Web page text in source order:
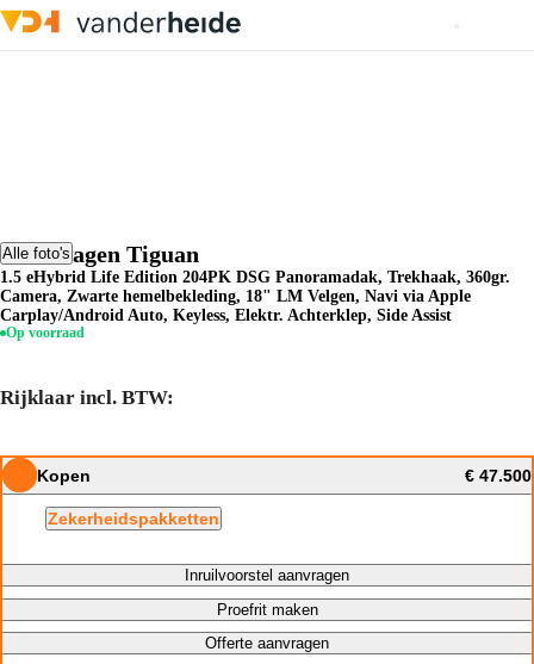
Alle foto's
Volkswagen Tiguan
1.5 eHybrid Life Edition 204PK DSG Panoramadak, Trekhaak, 360gr.
Camera, Zwarte hemelbekleding, 18" LM Velgen, Navi via Apple
Carplay/Android Auto, Keyless, Elektr. Achterklep, Side Assist
Op voorraad
Rijklaar incl. BTW:
Kopen € 47.500
Zekerheidspakketten
Inruilvoorstel aanvragen
Proefrit maken
Offerte aanvragen